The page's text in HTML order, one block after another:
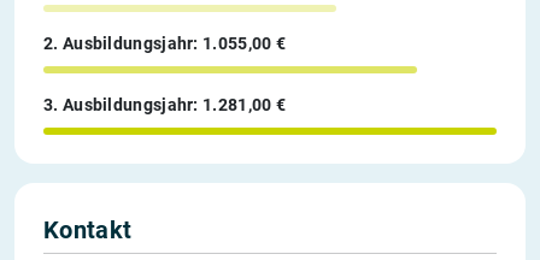
2. Ausbildungsjahr: 1.055,00 €
3. Ausbildungsjahr: 1.281,00 €
Kontakt